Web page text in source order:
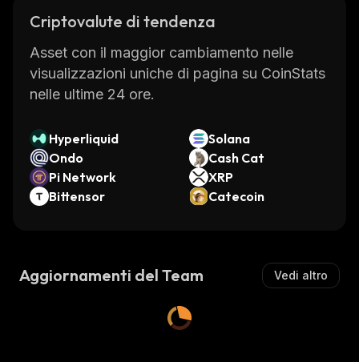
Criptovalute di tendenza
Asset con il maggior cambiamento nelle
visualizzazioni uniche di pagina su CoinStats
nelle ultime 24 ore.
Hyperliquid
Solana
Ondo
Cash Cat
Pi Network
XRP
Bittensor
Catecoin
Aggiornamenti del Team Vedi altro